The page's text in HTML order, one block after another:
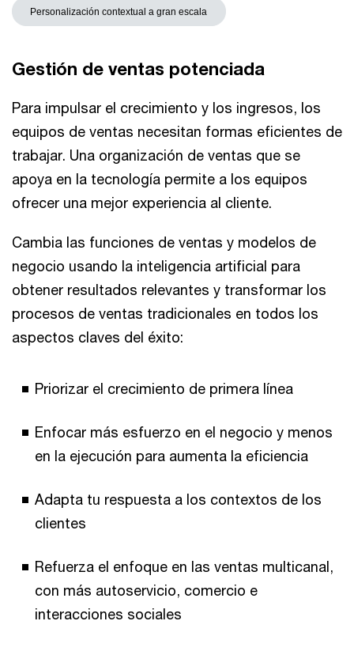
Personalización contextual a gran escala
Gestión de ventas potenciada
Para impulsar el crecimiento y los ingresos, los
equipos de ventas necesitan formas eficientes de
trabajar. Una organización de ventas que se
apoya en la tecnología permite a los equipos
ofrecer una mejor experiencia al cliente.
Cambia las funciones de ventas y modelos de
negocio usando la inteligencia artificial para
obtener resultados relevantes y transformar los
procesos de ventas tradicionales en todos los
aspectos claves del éxito:
Priorizar el crecimiento de primera línea
Enfocar más esfuerzo en el negocio y menos
en la ejecución para aumenta la eficiencia
Adapta tu respuesta a los contextos de los
clientes
Refuerza el enfoque en las ventas multicanal,
con más autoservicio, comercio e
interacciones sociales